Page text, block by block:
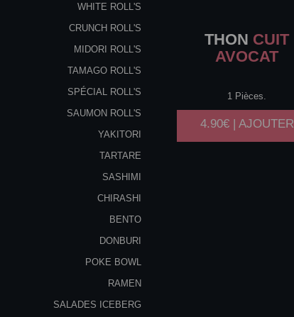
WHITE ROLL'S
CRUNCH ROLL'S
MIDORI ROLL'S
TAMAGO ROLL'S
SPÉCIAL ROLL'S
SAUMON ROLL'S
YAKITORI
TARTARE
SASHIMI
CHIRASHI
BENTO
DONBURI
POKE BOWL
RAMEN
SALADES ICEBERG
THON CUIT
AVOCAT
1 Pièces.
4.90€ | AJOUTER